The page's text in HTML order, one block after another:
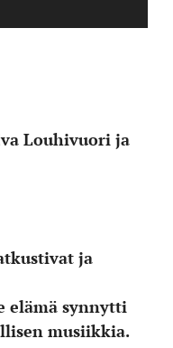
Louhivuori ja
ja
elämä synnytti
musiikkia.